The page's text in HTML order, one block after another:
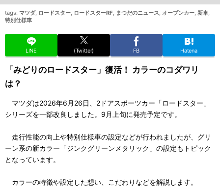
tags: マツダ, ロードスター, ロードスターRF, まつだのニュース, オープンカー, 新車,
特別仕様車
LINE (Twitter) FB Hatena
「みどりのロードスター」復活！ カラーのコダワリ
は？
マツダは2026年6月26日、2ドアスポーツカー「ロードスター」
シリーズを一部改良しました。9月上旬に発売予定です。
走行性能の向上や特別仕様車の設定などが行われましたが、グリ
ーン系の新カラー「ジンクグリーンメタリック」の設定もトピック
となっています。
カラーの特徴や設定した想い、こだわりなどを解説します。